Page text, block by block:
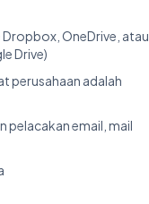
OneDrive, atau
Drive)
perusahaan adalah
pelacakan email, mail